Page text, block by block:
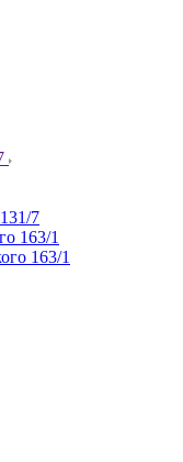
7
163/1
163/1